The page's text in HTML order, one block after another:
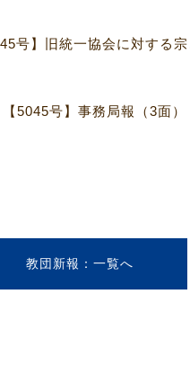
【5045号】事務局報（3面）
教団新報